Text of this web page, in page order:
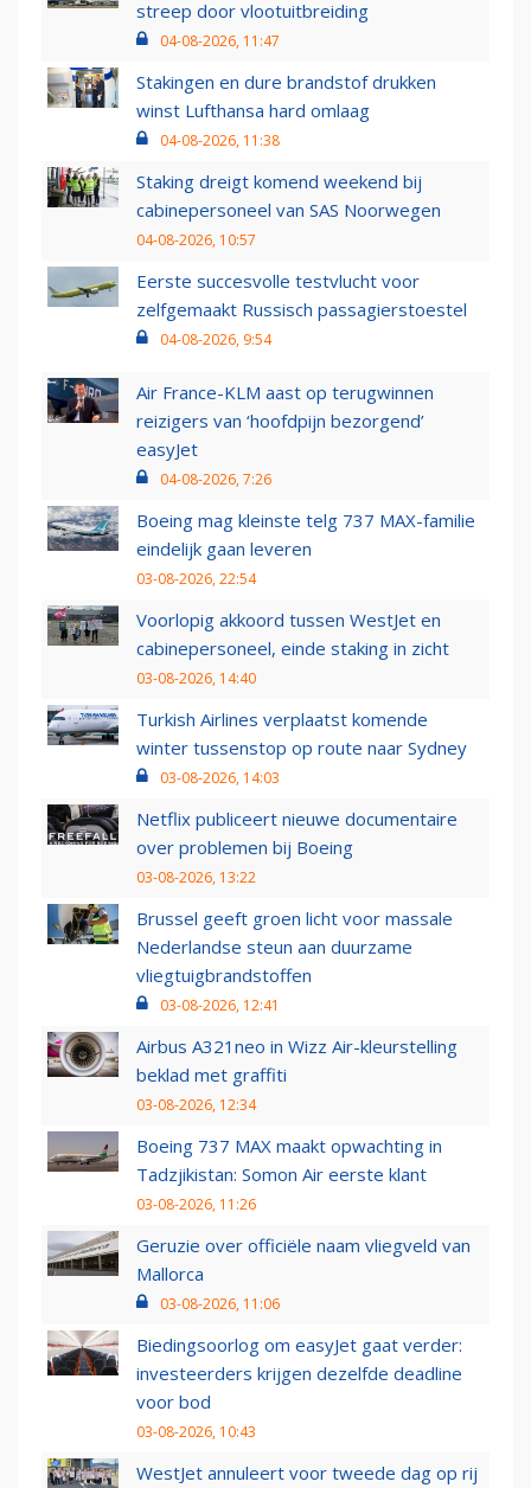
streep door vlootuitbreiding
04-08-2026, 11:47
Stakingen en dure brandstof drukken
winst Lufthansa hard omlaag
04-08-2026, 11:38
Staking dreigt komend weekend bij
cabinepersoneel van SAS Noorwegen
04-08-2026, 10:57
Eerste succesvolle testvlucht voor
zelfgemaakt Russisch passagierstoestel
04-08-2026, 9:54
Air France-KLM aast op terugwinnen
reizigers van ‘hoofdpijn bezorgend’
easyJet
04-08-2026, 7:26
Boeing mag kleinste telg 737 MAX-familie
eindelijk gaan leveren
03-08-2026, 22:54
Voorlopig akkoord tussen WestJet en
cabinepersoneel, einde staking in zicht
03-08-2026, 14:40
Turkish Airlines verplaatst komende
winter tussenstop op route naar Sydney
03-08-2026, 14:03
Netflix publiceert nieuwe documentaire
over problemen bij Boeing
03-08-2026, 13:22
Brussel geeft groen licht voor massale
Nederlandse steun aan duurzame
vliegtuigbrandstoffen
03-08-2026, 12:41
Airbus A321neo in Wizz Air-kleurstelling
beklad met graffiti
03-08-2026, 12:34
Boeing 737 MAX maakt opwachting in
Tadzjikistan: Somon Air eerste klant
03-08-2026, 11:26
Geruzie over officiële naam vliegveld van
Mallorca
03-08-2026, 11:06
Biedingsoorlog om easyJet gaat verder:
investeerders krijgen dezelfde deadline
voor bod
03-08-2026, 10:43
WestJet annuleert voor tweede dag op rij